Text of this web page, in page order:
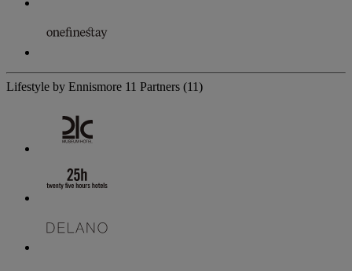
Lifestyle by Ennismore 11 Partners (11)